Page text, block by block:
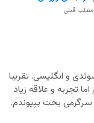
مطلب قبلی
و انگلیسی. تقریبا
تجربه و علاقه زیاد
بخت بپیوندم.